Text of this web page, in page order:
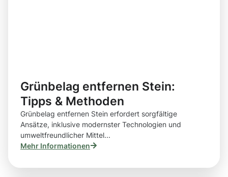
Grünbelag entfernen Stein:
Tipps & Methoden
Grünbelag entfernen Stein erfordert sorgfältige
Ansätze, inklusive modernster Technologien und
umweltfreundlicher Mittel...
Mehr Informationen